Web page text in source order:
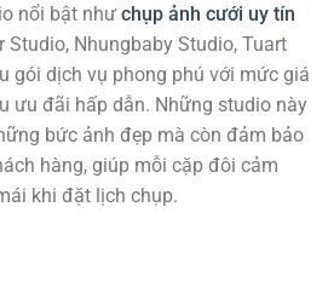
nổi bật như chụp ảnh cưới uy tín
Studio, Nhungbaby Studio, Tuart
gói dịch vụ phong phú với mức giá
ưu đãi hấp dẫn. Những studio này
bức ảnh đẹp mà còn đảm bảo
hàng, giúp mỗi cặp đôi cảm
khi đặt lịch chụp.